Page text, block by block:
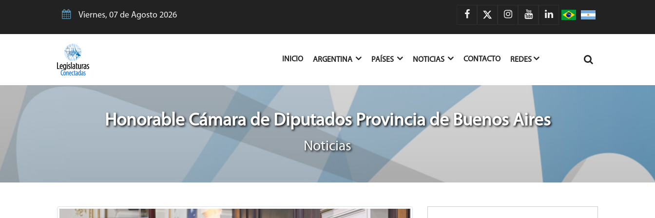
Viernes, 07 de Agosto 2026
INICIO(CURRENT)
ARGENTINA PAÍSES NOTICIAS CONTACTO REDES
Honorable Cámara de Diputados Provincia de Buenos Aires
Noticias